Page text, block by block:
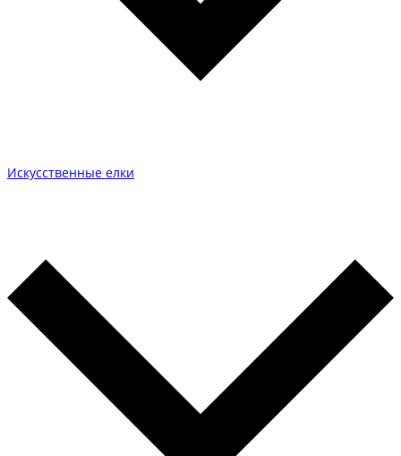
Искусственные елки